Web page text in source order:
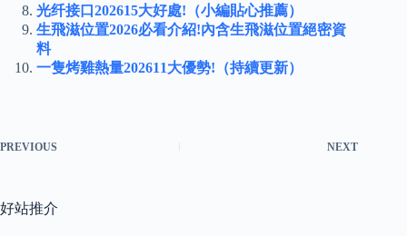
光纤接口202615大好處!（小編貼心推薦）
生飛滋位置2026必看介紹!內含生飛滋位置絕密資
料
一隻烤雞熱量202611大優勢!（持續更新）
PREVIOUS NEXT
好站推介